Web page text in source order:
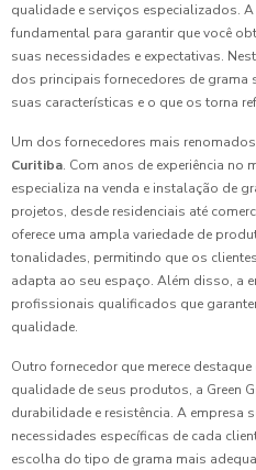
qualidade e serviços especializados.
fundamental para garantir que você
suas necessidades e expectativas.
dos principais fornecedores de grama
suas características e o que os torna
Um dos fornecedores mais
Curitiba. Com anos de experiência no
especializa na venda e instalação de
projetos, desde residenciais até
oferece uma ampla variedade de
tonalidades, permitindo que os
adapta ao seu espaço. Além disso, a
profissionais qualificados que
qualidade.
Outro fornecedor que merece destaque
qualidade de seus produtos, a Green
durabilidade e resistência. A empresa
necessidades específicas de cada
escolha do tipo de grama mais